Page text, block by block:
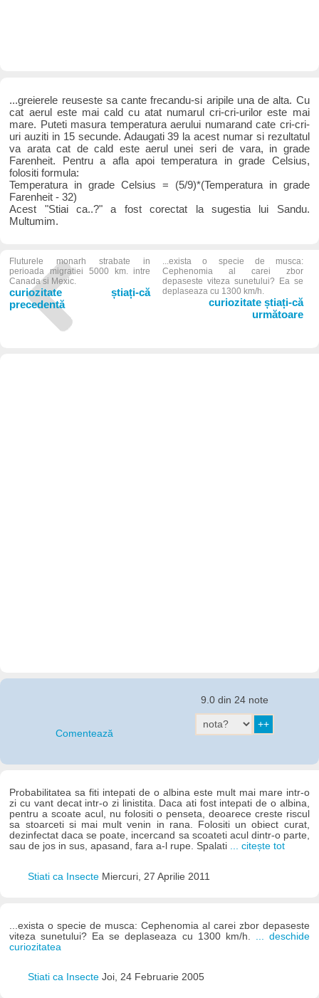
...greierele reuseste sa cante frecandu-si aripile una de alta. Cu
cat aerul este mai cald cu atat numarul cri-cri-urilor este mai
mare. Puteti masura temperatura aerului numarand cate cri-cri-
uri auziti in 15 secunde. Adaugati 39 la acest numar si rezultatul
va arata cat de cald este aerul unei seri de vara, in grade
Farenheit. Pentru a afla apoi temperatura in grade Celsius,
folositi formula:
Temperatura in grade Celsius = (5/9)*(Temperatura in grade
Farenheit - 32)
Acest "Stiai ca..?" a fost corectat la sugestia lui Sandu.
Multumim.
Fluturele monarh strabate in
perioada migratiei 5000 km. intre
Canada si Mexic.
curiozitate știați-că
precedentă
...exista o specie de musca:
Cephenomia al carei zbor
depaseste viteza sunetului? Ea se
deplaseaza cu 1300 km/h.
curiozitate știați-că
următoare
Comentează
9.0 din 24 note
Probabilitatea sa fiti intepati de o albina este mult mai mare intr-o
zi cu vant decat intr-o zi linistita. Daca ati fost intepati de o albina,
pentru a scoate acul, nu folositi o penseta, deoarece creste riscul
sa stoarceti si mai mult venin in rana. Folositi un obiect curat,
dezinfectat daca se poate, incercand sa scoateti acul dintr-o parte,
sau de jos in sus, apasand, fara a-l rupe. Spalati ... citește tot
Stiati ca Insecte Miercuri, 27 Aprilie 2011
...exista o specie de musca: Cephenomia al carei zbor depaseste
viteza sunetului? Ea se deplaseaza cu 1300 km/h. ... deschide
curiozitatea
Stiati ca Insecte Joi, 24 Februarie 2005